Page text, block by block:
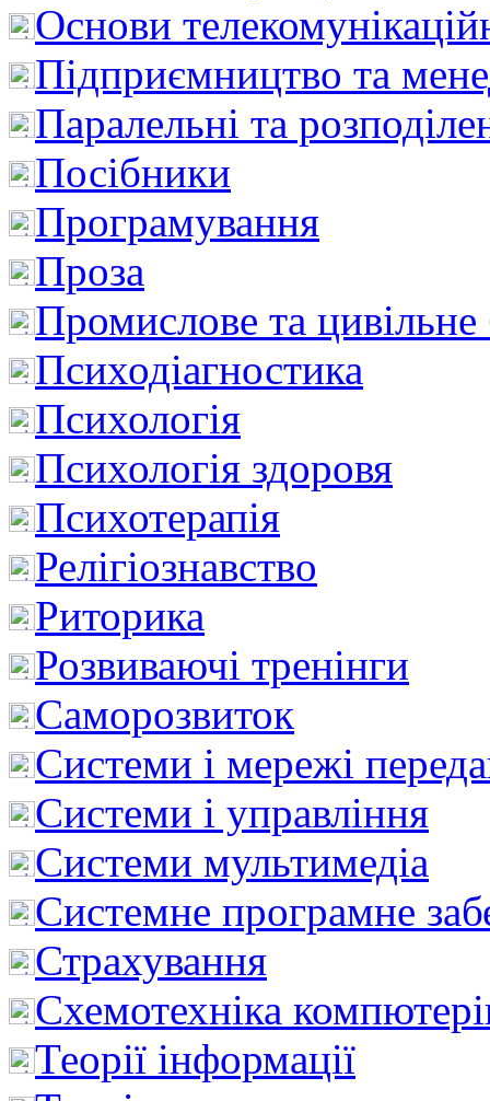
Основи
Підприємництво та
Паралельні та
Посібники
Програмування
Проза
Промислове та цивільне
Психодіагностика
Психологія
Психологія здоровя
Психотерапія
Релігіознавство
Риторика
Розвиваючі тренінги
Саморозвиток
Системи і мережі
Системи і управління
Системи мультимедіа
Системне програмне
Страхування
Схемотехніка
Теорії інформації